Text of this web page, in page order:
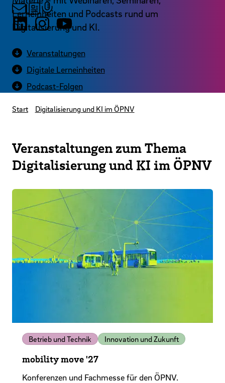
Lerneinheiten und Podcasts rund um
Digitalisierung und KI.
Veranstaltungen
Digitale Lerneinheiten
Podcast-Folgen
Start Digitalisierung und KI im ÖPNV
Veranstaltungen zum Thema
Digitalisierung und KI im ÖPNV
Betrieb und Technik Innovation und Zukunft
mobility move '27
Konferenzen und Fachmesse für den ÖPNV.